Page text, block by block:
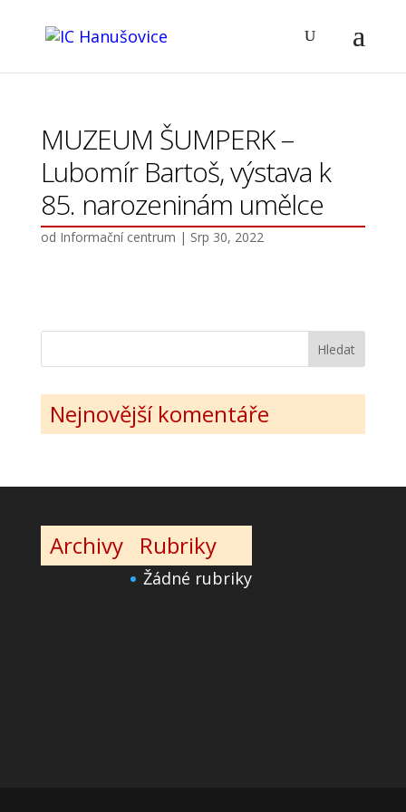
MUZEUM ŠUMPERK –
Lubomír Bartoš, výstava k
85. narozeninám umělce
od Informační centrum | Srp 30, 2022
Nejnovější komentáře
Archivy Rubriky
Žádné rubriky